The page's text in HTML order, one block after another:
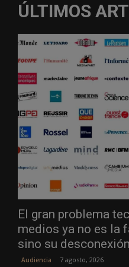
ÚLTIMOS
El gran problema
medios ya no es la
sino su desconexión
Audiencia 7 agosto, 2026